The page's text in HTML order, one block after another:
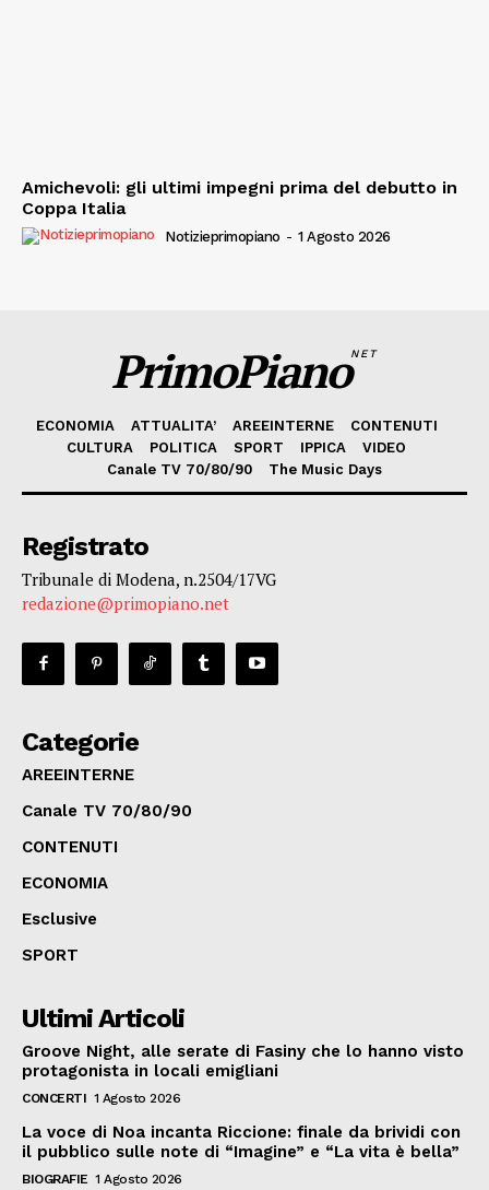
Amichevoli: gli ultimi impegni prima del debutto in
Coppa Italia
Notizieprimopiano - 1 Agosto 2026
PrimoPianoNET
ECONOMIA ATTUALITA’ AREEINTERNE
CONTENUTI
CULTURA
POLITICA SPORT IPPICA
VIDEO
Canale TV 70/80/90
The Music Days
Registrato
Tribunale di Modena, n.2504/17VG
redazione@primopiano.net
Categorie
AREEINTERNE
Canale TV 70/80/90
CONTENUTI
ECONOMIA
Esclusive
SPORT
Ultimi Articoli
Groove Night, alle serate di Fasiny che lo hanno visto
protagonista in locali emigliani
CONCERTI 1 Agosto 2026
La voce di Noa incanta Riccione: finale da brividi con
il pubblico sulle note di “Imagine” e “La vita è bella”
BIOGRAFIE 1 Agosto 2026